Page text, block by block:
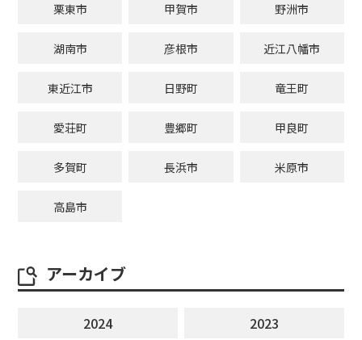
栗東市 甲賀市 野洲市
湖南市 彦根市 近江八幡市
東近江市 日野町 竜王町
愛荘町 豊郷町 甲良町
多賀町 長浜市 米原市
高島市
アーカイブ
2024
2023